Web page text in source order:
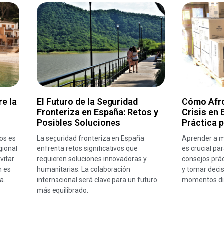
la
es
es
El Futuro de la Seguridad
Fronteriza en España: Retos y
Posibles Soluciones
La seguridad fronteriza en España
enfrenta retos significativos que
requieren soluciones innovadoras y
humanitarias. La colaboración
internacional será clave para un futuro
más equilibrado.
Cómo
Crisis en
Práctica
Aprender a
es crucial
consejos
y tomar
momentos